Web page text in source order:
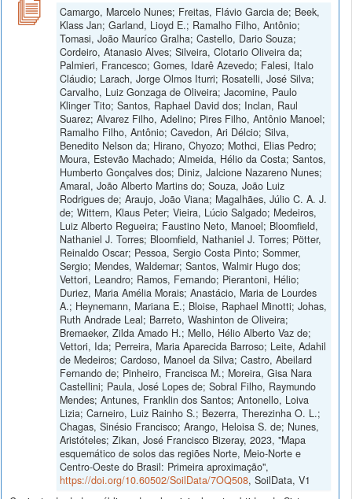
Camargo, Marcelo Nunes; Freitas, Flávio Garcia de; Beek,
Klass Jan; Garland, Lioyd E.; Ramalho Filho, Antônio;
Tomasi, João Mauríco Gralha; Castello, Dario Souza;
Cordeiro, Atanasio Alves; Silveira, Clotario Oliveira da;
Palmieri, Francesco; Gomes, Idarê Azevedo; Falesi, Italo
Cláudio; Larach, Jorge Olmos Iturri; Rosatelli, José Silva;
Carvalho, Luiz Gonzaga de Oliveira; Jacomine, Paulo
Klinger Tito; Santos, Raphael David dos; Inclan, Raul
Suarez; Alvarez Filho, Adelino; Pires Filho, Antônio Manoel;
Ramalho Filho, Antônio; Cavedon, Ari Délcio; Silva,
Benedito Nelson da; Hirano, Chyozo; Mothci, Elias Pedro;
Moura, Estevão Machado; Almeida, Hélio da Costa; Santos,
Humberto Gonçalves dos; Diniz, Jalcione Nazareno Nunes;
Amaral, João Alberto Martins do; Souza, João Luiz
Rodrigues de; Araujo, João Viana; Magalhães, Júlio C. A. J.
de; Wittern, Klaus Peter; Vieira, Lúcio Salgado; Medeiros,
Luiz Alberto Regueira; Faustino Neto, Manoel; Bloomfield,
Nathaniel J. Torres; Bloomfield, Nathaniel J. Torres; Pötter,
Reinaldo Oscar; Pessoa, Sergio Costa Pinto; Sommer,
Sergio; Mendes, Waldemar; Santos, Walmir Hugo dos;
Vettori, Leandro; Ramos, Fernando; Pierantoni, Hélio;
Duriez, Maria Amélia Morais; Anastácio, Maria de Lourdes
A.; Heynemann, Mariana E.; Bloise, Raphael Minotti; Johas,
Ruth Andrade Leal; Barreto, Washinton de Oliveira;
Bremaeker, Zilda Amado H.; Mello, Hélio Alberto Vaz de;
Vettori, Ida; Perreira, Maria Aparecida Barroso; Leite, Adahil
de Medeiros; Cardoso, Manoel da Silva; Castro, Abeilard
Fernando de; Pinheiro, Francisca M.; Moreira, Gisa Nara
Castellini; Paula, José Lopes de; Sobral Filho, Raymundo
Mendes; Antunes, Franklin dos Santos; Antonello, Loiva
Lizia; Carneiro, Luiz Rainho S.; Bezerra, Therezinha O. L.;
Chagas, Sinésio Francisco; Arango, Heloisa S. de; Nunes,
Aristóteles; Zikan, José Francisco Bizeray, 2023, "Mapa
esquemático de solos das regiões Norte, Meio-Norte e
Centro-Oeste do Brasil: Primeira aproximação",
https://doi.org/10.60502/SoilData/7OQ508, SoilData, V1